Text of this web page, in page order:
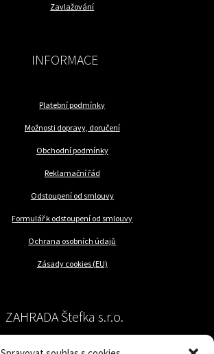
Zavlažování
INFORMACE
Platební podmínky
Možnosti dopravy, doručení
Obchodní podmínky
Reklamační řád
Odstoupení od smlouvy
Formulář k odstoupení od smlouvy
Ochrana osobních údajů
Zásady cookies (EU)
ZAHRADA Štefka s.r.o.